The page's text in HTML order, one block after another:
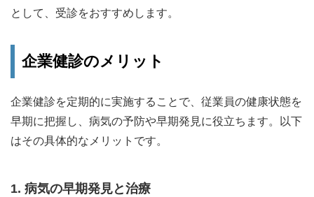
として、受診をおすすめします。
企業健診のメリット
企業健診を定期的に実施することで、従業員の健康状態を
早期に把握し、病気の予防や早期発見に役立ちます。以下
はその具体的なメリットです。
1. 病気の早期発見と治療